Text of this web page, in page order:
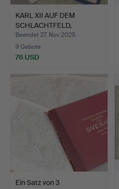
KARL XII AUF DEM
SCHLACHTFELD,
Kartographi…
Beendet 27. Nov 2025
9 Gebote
76 USD
Ein Satz von 3